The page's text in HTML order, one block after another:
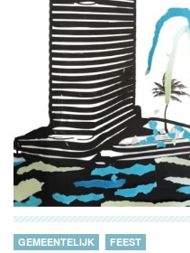
GEMEENTELIJK FEEST